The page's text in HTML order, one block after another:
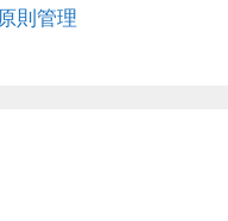
則管理